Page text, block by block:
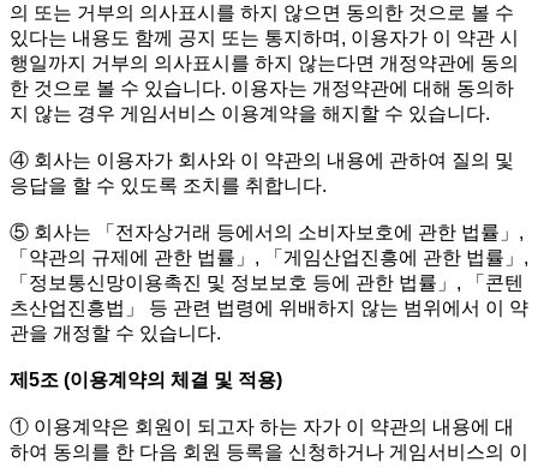
의 또는 거부의 의사표시를 하지 않으면 동의한 것으로 볼 수
있다는 내용도 함께 공지 또는 통지하며, 이용자가 이 약관 시
행일까지 거부의 의사표시를 하지 않는다면 개정약관에 동의
한 것으로 볼 수 있습니다. 이용자는 개정약관에 대해 동의하
지 않는 경우 게임서비스 이용계약을 해지할 수 있습니다.
④ 회사는 이용자가 회사와 이 약관의 내용에 관하여 질의 및
응답을 할 수 있도록 조치를 취합니다.
⑤ 회사는 「전자상거래 등에서의 소비자보호에 관한 법률」,
「약관의 규제에 관한 법률」, 「게임산업진흥에 관한 법률」,
「정보통신망이용촉진 및 정보보호 등에 관한 법률」, 「콘텐
츠산업진흥법」 등 관련 법령에 위배하지 않는 범위에서 이 약
관을 개정할 수 있습니다.
제5조 (이용계약의 체결 및 적용)
① 이용계약은 회원이 되고자 하는 자가 이 약관의 내용에 대
하여 동의를 한 다음 회원 등록을 신청하거나 게임서비스의 이